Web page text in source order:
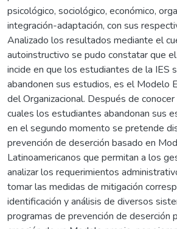
psicológico, sociológico, económico,
integración-adaptación, con sus
Analizado los resultados mediante el
autoinstructivo se pudo constatar que
incide en que los estudiantes de la IES
abandonen sus estudios, es el Modelo
del Organizacional. Después de
cuales los estudiantes abandonan sus
en el segundo momento se pretende
prevención de deserción basado en
Latinoamericanos que permitan a los
analizar los requerimientos
tomar las medidas de mitigación
identificación y análisis de diversos
programas de prevención de deserción